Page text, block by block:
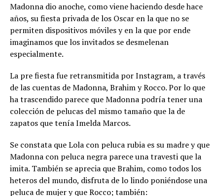
Madonna dio anoche, como viene haciendo desde hace
años, su fiesta privada de los Oscar en la que no se
permiten dispositivos móviles y en la que por ende
imaginamos que los invitados se desmelenan
especialmente.
La pre fiesta fue retransmitida por Instagram, a través
de las cuentas de Madonna, Brahim y Rocco. Por lo que
ha trascendido parece que Madonna podría tener una
colección de pelucas del mismo tamaño que la de
zapatos que tenía Imelda Marcos.
Se constata que Lola con peluca rubia es su madre y que
Madonna con peluca negra parece una travesti que la
imita. También se aprecia que Brahim, como todos los
heteros del mundo, disfruta de lo lindo poniéndose una
peluca de mujer y que Rocco; también: